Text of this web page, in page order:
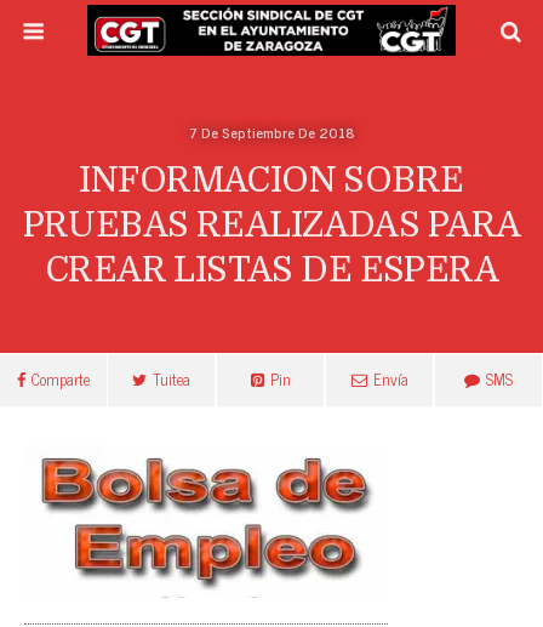
7 De Septiembre De 2018
INFORMACION SOBRE
PRUEBAS REALIZADAS PARA
CREAR LISTAS DE ESPERA
Comparte Tuitea Pin Envía SMS